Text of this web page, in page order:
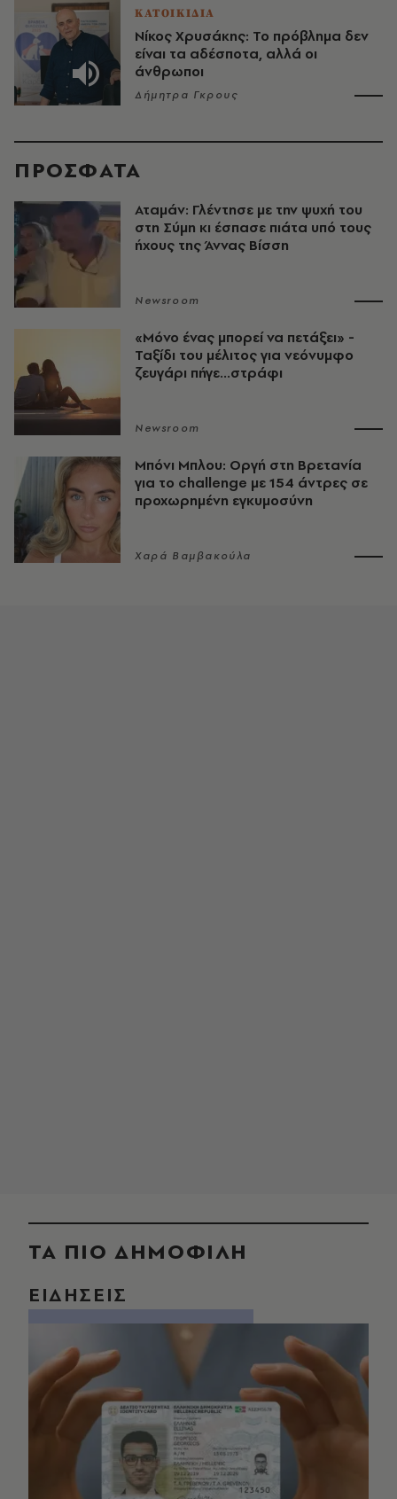
ΚΑΤΟΙΚΙΔΙΑ
Νίκος Χρυσάκης: Το πρόβλημα δεν
είναι τα αδέσποτα, αλλά οι
άνθρωποι
Δήμητρα Γκρους
ΠΡΟΣΦΑΤΑ
Αταμάν: Γλέντησε με την ψυχή του
στη Σύμη κι έσπασε πιάτα υπό τους
ήχους της Άννας Βίσση
Newsroom
«Μόνο ένας μπορεί να πετάξει» -
Ταξίδι του μέλιτος για νεόνυμφο
ζευγάρι πήγε...στράφι
Newsroom
Μπόνι Μπλου: Οργή στη Βρετανία
για το challenge με 154 άντρες σε
προχωρημένη εγκυμοσύνη
Χαρά Βαμβακούλα
ΤΑ ΠΙΟ ΔΗΜΟΦΙΛΗ
ΕΙΔΗΣΕΙΣ